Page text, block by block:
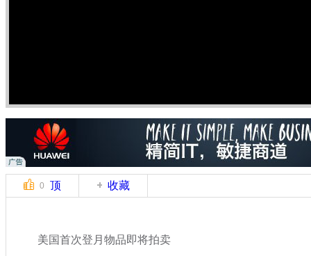
0 顶 收藏
美国首次登月物品即将拍卖